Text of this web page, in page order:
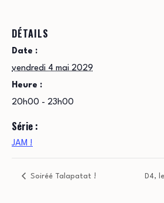
DÉTAILS
Date :
vendredi 4 mai 2029
Heure :
20h00 - 23h00
Série :
JAM !
Soiréé Talapatat ! D4,